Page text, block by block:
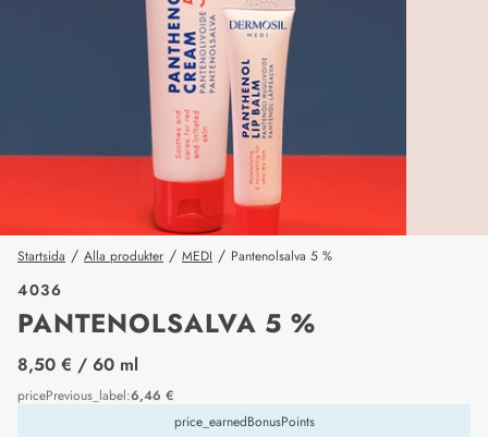
Startsida / Alla produkter / MEDI / Pantenolsalva 5 %
4036
PANTENOLSALVA 5 %
price_label
8,50 € / 60 ml
pricePrevious_label:6,46 €
price_earnedBonusPoints